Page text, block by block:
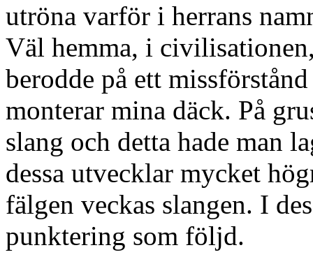
utröna varför i herrans
Väl hemma, i
berodde på ett
monterar mina däck. På
slang och detta hade man
dessa utvecklar mycket
fälgen veckas slangen. I
punktering som följd.